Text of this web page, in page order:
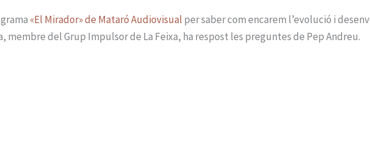
«El Mirador» de Mataró Audiovisual per saber com encarem l’evolució i
membre del Grup Impulsor de La Feixa, ha respost les preguntes de Pep Andreu.